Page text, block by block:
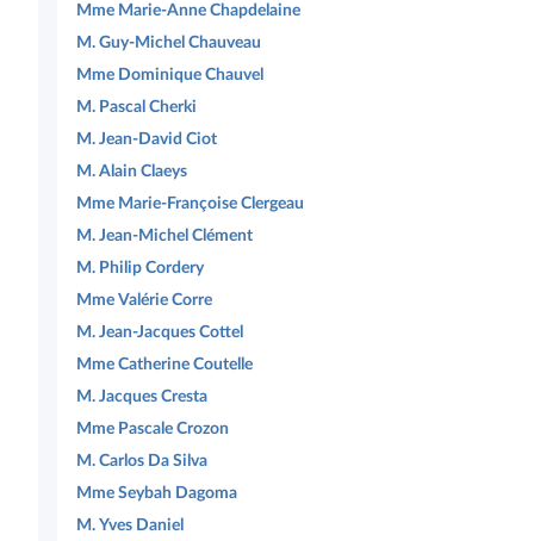
Mme Marie-Anne Chapdelaine
M. Guy-Michel Chauveau
Mme Dominique Chauvel
M. Pascal Cherki
M. Jean-David Ciot
M. Alain Claeys
Mme Marie-Françoise Clergeau
M. Jean-Michel Clément
M. Philip Cordery
Mme Valérie Corre
M. Jean-Jacques Cottel
Mme Catherine Coutelle
M. Jacques Cresta
Mme Pascale Crozon
M. Carlos Da Silva
Mme Seybah Dagoma
M. Yves Daniel